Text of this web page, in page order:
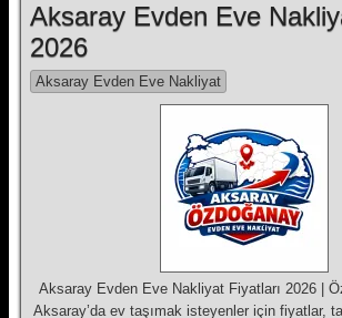
Aksaray Evden Eve
2026
Aksaray Evden Eve Nakliyat
Aksaray Evden Eve Nakliyat Fiyatları 2026 |
Aksaray’da ev taşımak isteyenler için fiyatlar,